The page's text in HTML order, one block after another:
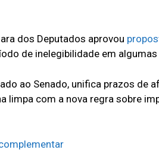
dos Deputados aprovou
de inelegibilidade em
ao Senado, unifica prazos de
limpa com a nova regra sobre